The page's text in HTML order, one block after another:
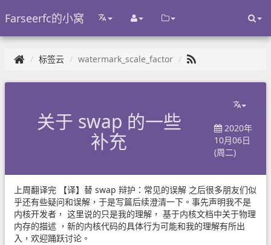
Farseerfc的小窝
标签云 watermark_scale_factor
关于 swap 的一些
补充
2020年
10月06日
(周二)
上周翻译完 【译】替 swap 辩护：常见的误解 之后很多朋友们似
乎还有些疑问和误解，于是写篇后续澄清一下。事先声明我不是
内核开发者， 这里说的只是我的理解， 基于内核文档中关于物理
内存的描述 ，新的内核代码的具体行为可能和我的理解有所出
入，欢迎踊跃讨论。